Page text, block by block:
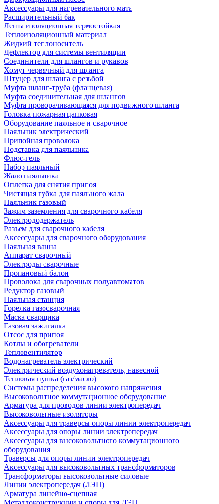
Аксессуары для нагревательного мата
Расширительный бак
Лента изоляционная термостойкая
Теплоизоляционный материал
Жидкий теплоноситель
Дефлектор для системы вентиляции
Соединители для шлангов и рукавов
Хомут червячный для шланга
Штуцер для шланга с резьбой
Муфта шланг-труба (фланцевая)
Муфта соединительная для шлангов
Муфта проворачивающаяся для подвижного шланга
Головка пожарная цапковая
Оборудование паяльное и сварочное
Паяльник электрический
Припойная проволока
Подставка для паяльника
Флюс-гель
Набор паяльный
Жало паяльника
Оплетка для снятия припоя
Чистящая губка для паяльного жала
Паяльник газовый
Зажим заземления для сварочного кабеля
Электрододержатель
Разъем для сварочного кабеля
Аксессуары для сварочного оборудования
Паяльная ванна
Аппарат сварочный
Электроды сварочные
Пропановый балон
Проволока для сварочных полуавтоматов
Редуктор газовый
Паяльная станция
Горелка газосварочная
Маска сварщика
Газовая зажигалка
Отсос для припоя
Котлы и обогреватели
Тепловентилятор
Водонагреватель электрический
Электрический воздухонагреватель, навесной
Тепловая пушка (газ/масло)
Системы распределения высокого напряжения
Высоковольтное коммутационное оборудование
Арматура для проводов линии электропередач
Высоковольтные изоляторы
Аксессуары для траверсы опоры линии электропередач
Аксессуары для опоры линии электропередач
Аксессуары для высоковольтного коммутационного
оборудования
Траверсы для опоры линии электропередач
Аксессуары для высоковольтных трансформаторов
Трансформаторы высоковольтные силовые
Линии электропередач (ЛЭП)
Арматура линейно-сцепная
Металлоконструкции и опоры для ЛЭП